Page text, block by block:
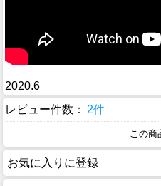
2020.6
レビュー件数：
2件
この商
お気に入りに登録